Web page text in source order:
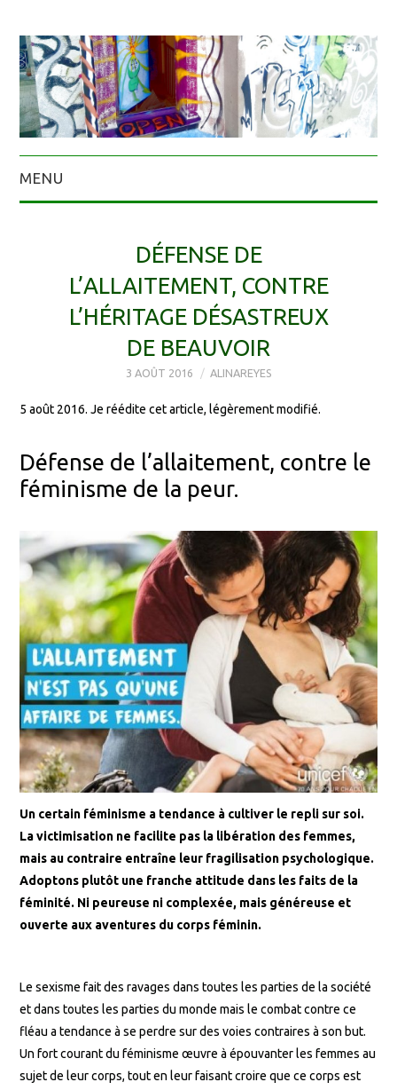
MENU
DÉFENSE DE
L’ALLAITEMENT, CONTRE
L’HÉRITAGE DÉSASTREUX
DE BEAUVOIR
3 AOÛT 2016 ALINAREYES
5 août 2016. Je réédite cet article, légèrement modifié.
Défense de l’allaitement, contre le
féminisme de la peur.
Un certain féminisme a tendance à cultiver le repli sur soi.
La victimisation ne facilite pas la libération des femmes,
mais au contraire entraîne leur fragilisation psychologique.
Adoptons plutôt une franche attitude dans les faits de la
féminité. Ni peureuse ni complexée, mais généreuse et
ouverte aux aventures du corps féminin.
Le sexisme fait des ravages dans toutes les parties de la société
et dans toutes les parties du monde mais le combat contre ce
fléau a tendance à se perdre sur des voies contraires à son but.
Un fort courant du féminisme œuvre à épouvanter les femmes au
sujet de leur corps, tout en leur faisant croire que ce corps est